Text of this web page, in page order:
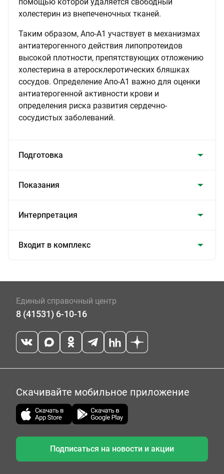
холестерин из внепеченочных тканей.
Таким образом, Апо-А1 участвует в механизмах
антиатерогенного действия липопротеидов
высокой плотности, препятствующих отложению
холестерина в атеросклеротических бляшках
сосудов. Определение Апо-А1 важно для оценки
антиатерогенной активности крови и
определения риска развития сердечно-
сосудистых заболеваний.
Подготовка
Показания
Интерпретация
Входит в комплекс
Единый справочный центр
8 (41531) 6-10-16
Скачивайте мобильное приложение
Подписаться на новости и акции